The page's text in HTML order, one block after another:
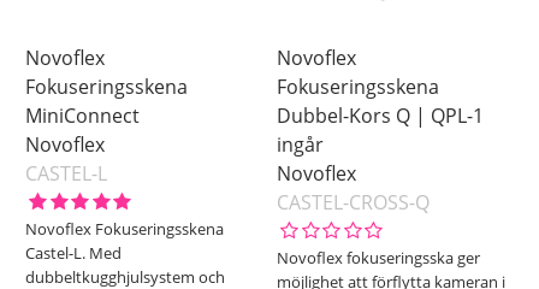
Novoflex
Fokuseringsskena
MiniConnect
Novoflex
CASTEL-L
Novoflex Fokuseringsskena
Castel-L. Med
dubbeltkugghjulsystem och
Novoflex
Fokuseringsskena
Dubbel-Kors Q | QPL-1
ingår
Novoflex
CASTEL-CROSS-Q
Novoflex fokuseringsska ger
möjlighet att förflytta kameran i